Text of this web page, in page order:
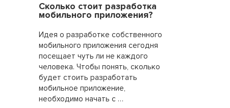
Сколько стоит разработка
мобильного приложения?
Идея о разработке собственного
мобильного приложения сегодня
посещает чуть ли не каждого
человека. Чтобы понять, сколько
будет стоить разработать
мобильное приложение,
необходимо начать с …